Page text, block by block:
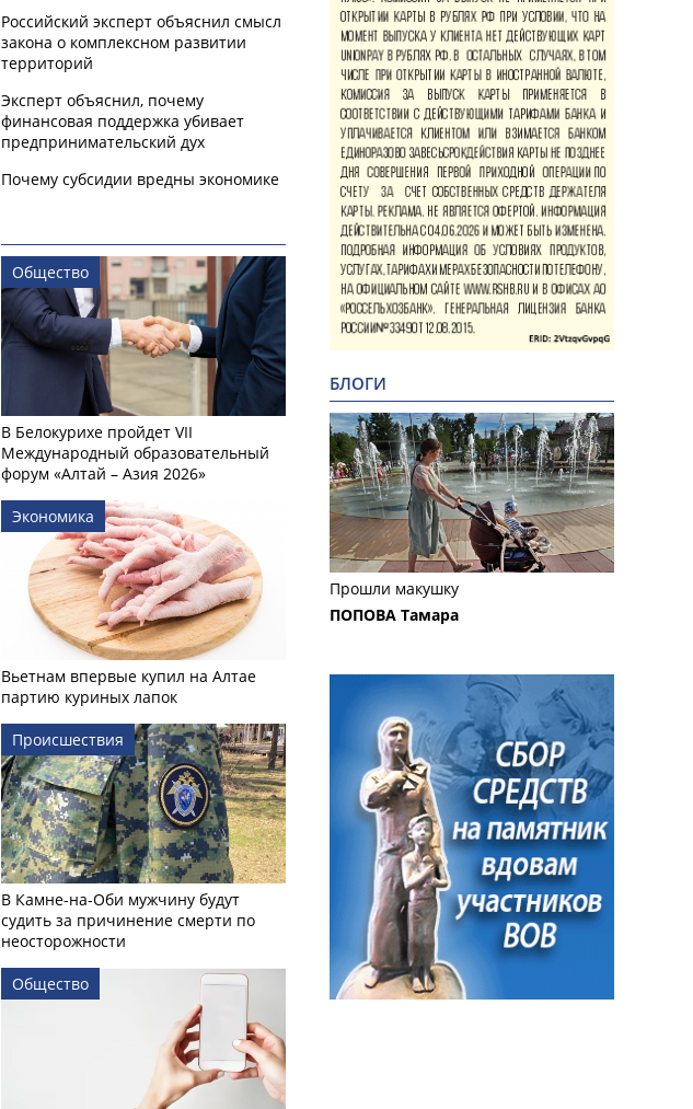
Российский эксперт объяснил смысл
закона о комплексном развитии
территорий
Эксперт объяснил, почему
финансовая поддержка убивает
предпринимательский дух
Почему субсидии вредны экономике
Общество
В Белокурихе пройдет VII
Международный образовательный
форум «Алтай – Азия 2026»
Экономика
Вьетнам впервые купил на Алтае
партию куриных лапок
Происшествия
В Камне-на-Оби мужчину будут
судить за причинение смерти по
неосторожности
Общество
БЛОГИ
Прошли макушку
ПОПОВА Тамара